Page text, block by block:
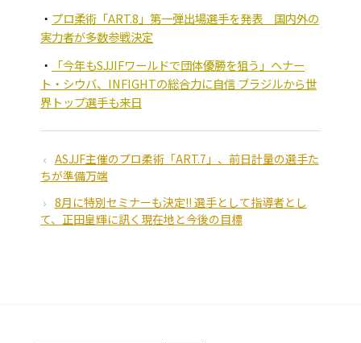
プロ柔術「ART.8」第一弾出場選手を発表 国内外の
実力者が多数参戦決定
「今年もSJJIFワールドで団体優勝を狙う」ヘナー
ト・シウバ、INFIGHTの総合力に自信 ブラジルから世
界トップ選手も来日
ASJJF主催のプロ柔術「ART.7」、前日計量の選手た
ちが準備万端
8月に特別セミナーも決定!! 選手として指導者とし
て、正田皇輝に訊く現在地と今後の目標